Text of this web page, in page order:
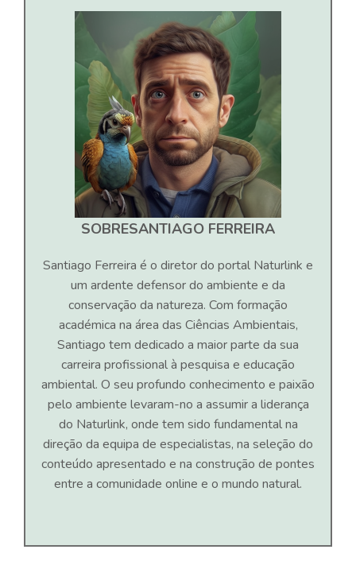
SOBRESANTIAGO FERREIRA
Santiago Ferreira é o diretor do portal Naturlink e
um ardente defensor do ambiente e da
conservação da natureza. Com formação
académica na área das Ciências Ambientais,
Santiago tem dedicado a maior parte da sua
carreira profissional à pesquisa e educação
ambiental. O seu profundo conhecimento e paixão
pelo ambiente levaram-no a assumir a liderança
do Naturlink, onde tem sido fundamental na
direção da equipa de especialistas, na seleção do
conteúdo apresentado e na construção de pontes
entre a comunidade online e o mundo natural.